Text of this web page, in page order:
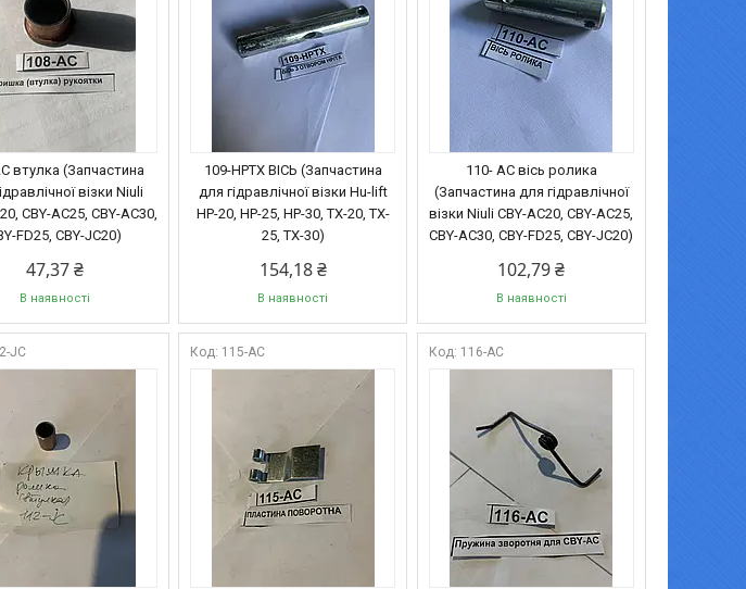
втулка (Запчастина
візки Niuli
CBY-AC25, CBY-AC30,
FD25, CBY-JC20)
47,37 ₴
В наявності
109-HPTX ВІСЬ (Запчастина
для гідравлічної візки Hu-lift
HP-20, HP-25, HP-30, TX-20, TX-
25, TX-30)
154,18 ₴
В наявності
110- АС вісь ролика
(Запчастина для гідравлічної
візки Niuli CBY-AC20, CBY-AC25,
CBY-AC30, CBY-FD25, CBY-JC20)
102,79 ₴
В наявності
JC 115-AC 116-AC